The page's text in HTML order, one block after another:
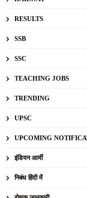
RESULTS
SSB
SSC
TEACHING JOBS
TRENDING
UPSC
UPCOMING
इंडियन आर्मी
निबंध हिंदी में